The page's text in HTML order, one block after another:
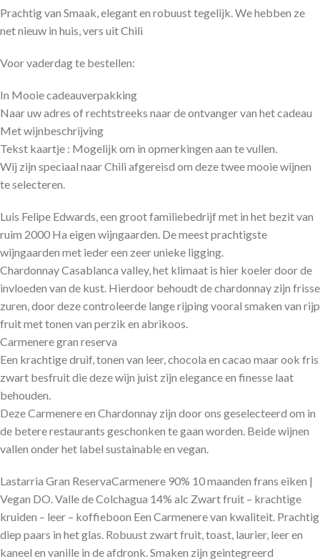
Prachtig van Smaak, elegant en robuust tegelijk. We hebben ze
net nieuw in huis, vers uit Chili
Voor vaderdag te bestellen:
In Mooie cadeauverpakking
Naar uw adres of rechtstreeks naar de ontvanger van het cadeau
Met wijnbeschrijving
Tekst kaartje : Mogelijk om in opmerkingen aan te vullen.
Wij zijn speciaal naar Chili afgereisd om deze twee mooie wijnen
te selecteren.
Luis Felipe Edwards, een groot familiebedrijf met in het bezit van
ruim 2000 Ha eigen wijngaarden. De meest prachtigste
wijngaarden met ieder een zeer unieke ligging.
Chardonnay Casablanca valley, het klimaat is hier koeler door de
invloeden van de kust. Hierdoor behoudt de chardonnay zijn frisse
zuren, door deze controleerde lange rijping vooral smaken van rijp
fruit met tonen van perzik en abrikoos.
Carmenere gran reserva
Een krachtige druif, tonen van leer, chocola en cacao maar ook fris
zwart besfruit die deze wijn juist zijn elegance en finesse laat
behouden.
Deze Carmenere en Chardonnay zijn door ons geselecteerd om in
de betere restaurants geschonken te gaan worden. Beide wijnen
vallen onder het label sustainable en vegan.
Lastarria Gran ReservaCarmenere 90% 10 maanden frans eiken |
Vegan DO. Valle de Colchagua 14% alc Zwart fruit – krachtige
kruiden – leer – koffieboon Een Carmenere van kwaliteit. Prachtig
diep paars in het glas. Robuust zwart fruit, toast, laurier, leer en
kaneel en vanille in de afdronk. Smaken zijn geintegreerd